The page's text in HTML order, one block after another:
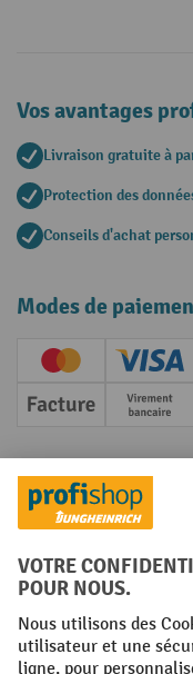
Vos avantages
Livraison gratuite à
Protection des
Conseils d'achat
Modes de
Creditcard
Facture
Réseaux sociaux
Facebook
YouTube
LinkedInInstagram
Conditions générales